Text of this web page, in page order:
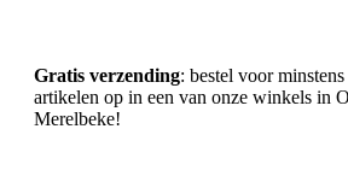
Gratis verzending: bestel voor minstens
artikelen op in een van onze winkels in
Merelbeke!